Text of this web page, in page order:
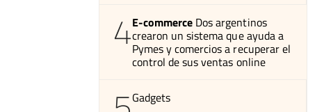
4E-commerce Dos argentinos
crearon un sistema que ayuda a
Pymes y comercios a recuperar el
control de sus ventas online
Gadgets